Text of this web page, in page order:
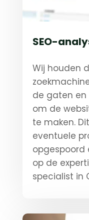
SEO-
Wij houden
de gaten en
om de
te maken.
eventuele
opgespoord
op de
specialist in